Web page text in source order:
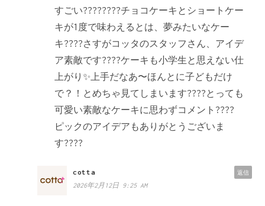
すごい????????チョコケーキとショートケー
キが1度で味わえるとは、夢みたいなケー
キ????さすがコッタのスタッフさん、アイデ
ア素敵です????ケーキも小学生と思えない仕
上がり✨上手だなあ〜ほんとに子どもだけ
で？！とめちゃ見てしまいます????とっても
可愛い素敵なケーキに思わずコメント????
ピックのアイデアもありがとうございま
す????
cotta
2026年2月12日 9:25 AM
返信